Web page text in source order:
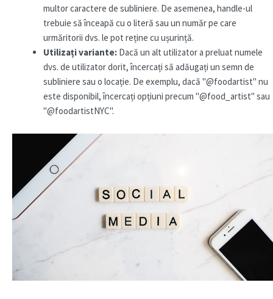
multor caractere de subliniere. De asemenea, handle-ul
trebuie să înceapă cu o literă sau un număr pe care
urmăritorii dvs. le pot reține cu ușurință.
Utilizați variante: Dacă un alt utilizator a preluat numele
dvs. de utilizator dorit, încercați să adăugați un semn de
subliniere sau o locație. De exemplu, dacă "@foodartist" nu
este disponibil, încercați opțiuni precum "@food_artist" sau
"@foodartistNYC".